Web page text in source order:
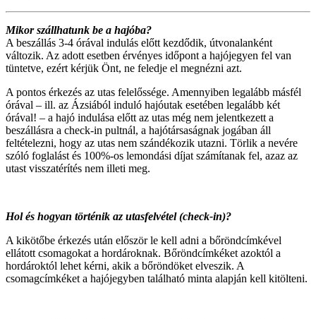
Mikor szállhatunk be a hajóba?
A beszállás 3-4 órával indulás előtt kezdődik, útvonalanként
változik. Az adott esetben érvényes időpont a hajójegyen fel van
tüntetve, ezért kérjük Önt, ne feledje el megnézni azt.
A pontos érkezés az utas felelőssége. Amennyiben legalább másfél
órával – ill. az Ázsiából induló hajóutak esetében legalább két
órával! – a hajó indulása előtt az utas még nem jelentkezett a
beszállásra a check-in pultnál, a hajótársaságnak jogában áll
feltételezni, hogy az utas nem szándékozik utazni. Törlik a nevére
szóló foglalást és 100%-os lemondási díjat számítanak fel, azaz az
utast visszatérítés nem illeti meg.
Hol és hogyan történik az utasfelvétel (check-in)?
A kikötőbe érkezés után először le kell adni a bőröndcímkével
ellátott csomagokat a hordároknak. Bőröndcímkéket azoktól a
hordároktól lehet kérni, akik a bőröndöket elveszik. A
csomagcímkéket a hajójegyben található minta alapján kell kitölteni.